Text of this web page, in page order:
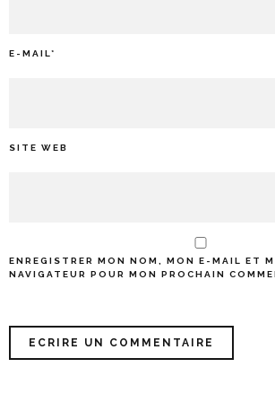
E-MAIL*
SITE WEB
ENREGISTRER MON NOM, MON E-MAIL ET
NAVIGATEUR POUR MON PROCHAIN